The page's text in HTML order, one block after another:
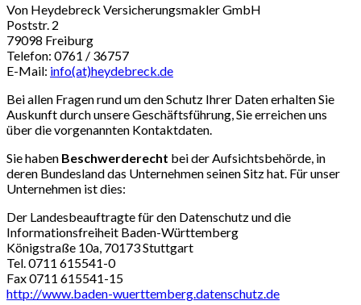
Von Heydebreck Versicherungsmakler GmbH
Poststr. 2
79098 Freiburg
Telefon: 0761 / 36757
E-Mail: info(at)heydebreck.de
Bei allen Fragen rund um den Schutz Ihrer Daten erhalten Sie
Auskunft durch unsere Geschäftsführung, Sie erreichen uns
über die vorgenannten Kontaktdaten.
Sie haben Beschwerderecht bei der Aufsichtsbehörde, in
deren Bundesland das Unternehmen seinen Sitz hat. Für unser
Unternehmen ist dies:
Der Landesbeauftragte für den Datenschutz und die
Informationsfreiheit Baden-Württemberg
Königstraße 10a, 70173 Stuttgart
Tel. 0711 615541-0
Fax 0711 615541-15
http://www.baden-wuerttemberg.datenschutz.de